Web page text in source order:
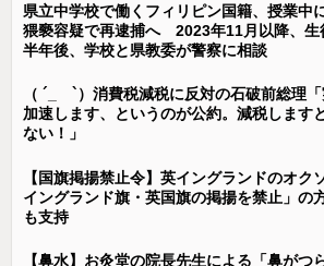
県立中学校で働くフィリピン国籍、授業中
猥褻容疑で再逮捕へ 2023年11月以降、
半年後、学校と県教委が警察に相談
（ ´_ゝ`）消費税減税に反対の石破前総理
加速します、というのが公約。減税します
ない！」
【国旗掲揚禁止令】英イングランドのオク
イングランド旗・英国旗の掲揚を禁止」の
も支持
【鼻水】お灸堂の院長先生による「鼻がつ